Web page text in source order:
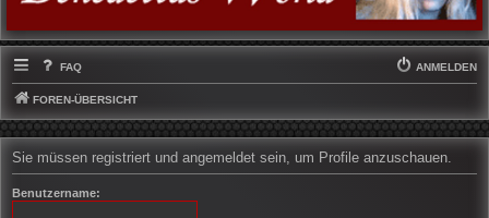
FAQ ANMELDEN
FOREN-ÜBERSICHT
Sie müssen registriert und angemeldet sein, um Profile anzuschauen.
Benutzername: